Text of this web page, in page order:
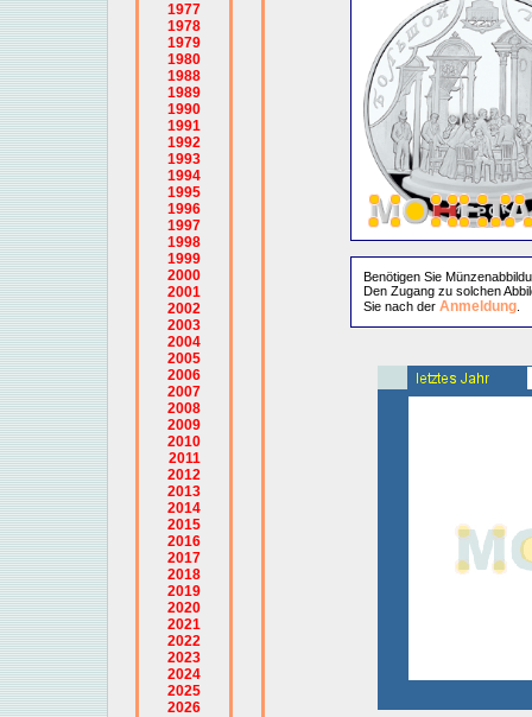
1977
1978
1979
1980
1988
1989
1990
1991
1992
1993
1994
1995
1996
1997
1998
1999
2000
2001
2002
2003
2004
2005
2006
2007
2008
2009
2010
2011
2012
2013
2014
2015
2016
2017
2018
2019
2020
2021
2022
2023
2024
2025
2026
Benötigen Sie
Den Zugang zu solchen
Sie nach der Anmeldung.